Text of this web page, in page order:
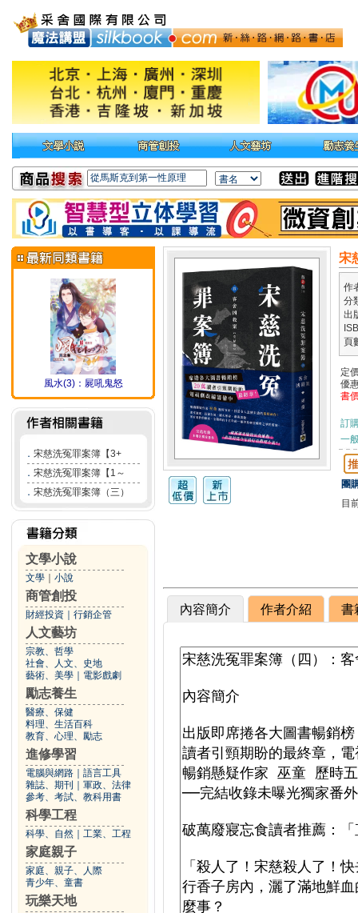
風水(3)：屍吼鬼怒
． 宋慈洗冤罪案簿【3+
． 宋慈洗冤罪案簿【1～
． 宋慈洗冤罪案簿（三）
文學小說
文學 小說
商管創投
財經投資 行銷企管
人文藝坊
宗教、哲學
社會、人文、史地
藝術、美學
電影戲劇
勵志養生
醫療、保健
料理、生活百科
教育、心理、勵志
進修學習
電腦與網路
語言工具
雜誌、期刊
軍政、法律
參考、考試、教科用書
科學工程
科學、自然 工業、工程
家庭親子
家庭、親子、人際
青少年、童書
玩樂天地
宋
作
分
出
頁
定
優
書
訂
一
團
目
內容簡介 作者介紹 書